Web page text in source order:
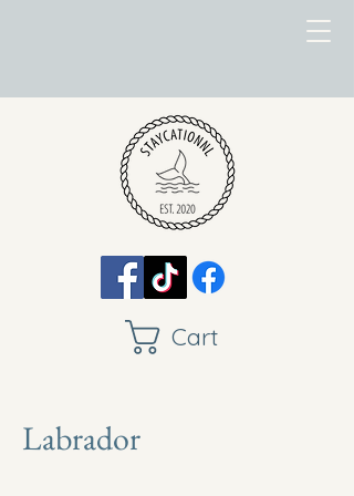
Cart
Labrador